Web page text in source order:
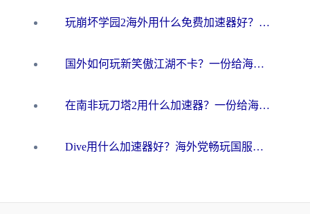
玩崩坏学园2海外用什么免费加速器好？2026海外党亲测国服游戏加速指南
国外如何玩新笑傲江湖不卡？一份给海外游子的终极网络指南
在南非玩刀塔2用什么加速器？一份给海外游子的终极生存指南
Dive用什么加速器好？海外党畅玩国服游戏的终极避坑指南